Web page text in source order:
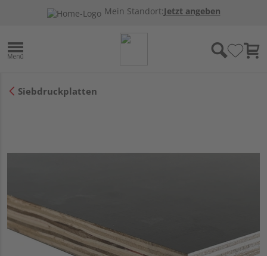
Mein Standort:Jetzt angeben
Siebdruckplatten